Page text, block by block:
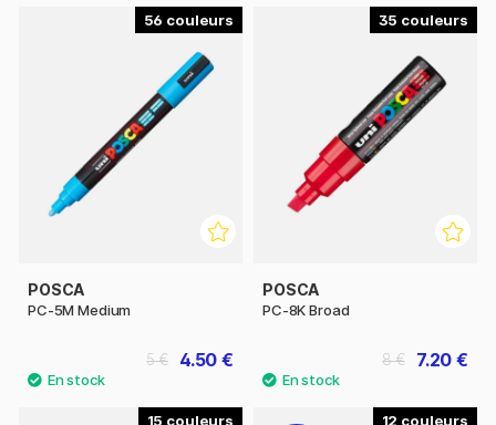
56
POSCA
PC-5M Medium
4.50 €
5 €
35
POSCA
PC-8K Broad
7.20 €
8 €
15 12